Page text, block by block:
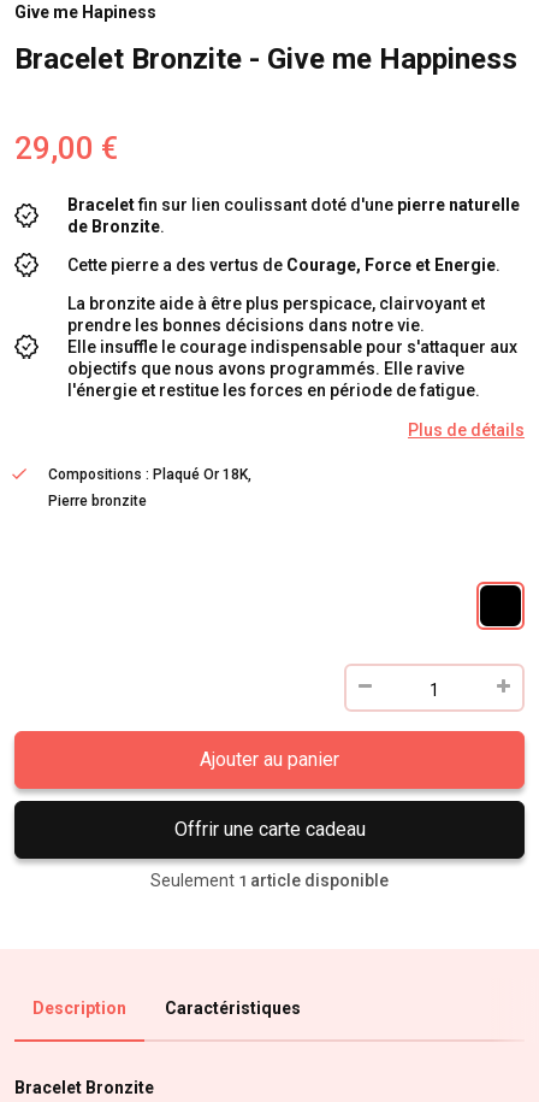
Give me Hapiness
Bracelet Bronzite - Give me Happiness
29,00 €
Braceletfin sur lien coulissant doté d'une pierre naturelle
de Bronzite.
Cette pierre a des vertus de Courage, Force et Energie.
La bronzite aide à être plus perspicace, clairvoyant et
prendre les bonnes décisions dans notre vie.
Elle insuffle le courage indispensable pour s'attaquer aux
objectifs que nous avons programmés. Elle ravive
l'énergie et restitue les forces en période de fatigue.
Plus de détails
Compositions : Plaqué Or 18K,
Pierre bronzite
Ajouter au panier
Offrir une carte cadeau
Seulement 1 article disponible
Description Caractéristiques
Bracelet Bronzite